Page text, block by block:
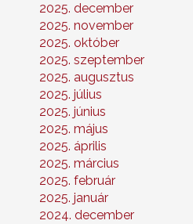
2025. december
2025. november
2025. október
2025. szeptember
2025. augusztus
2025. július
2025. június
2025. május
2025. április
2025. március
2025. február
2025. január
2024. december